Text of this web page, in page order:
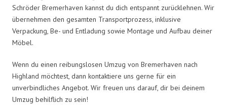
Schröder Bremerhaven kannst du dich entspannt zurücklehnen. Wir
übernehmen den gesamten Transportprozess, inklusive
Verpackung, Be- und Entladung sowie Montage und Aufbau deiner
Möbel.
Wenn du einen reibungslosen Umzug von Bremerhaven nach
Highland möchtest, dann kontaktiere uns gerne für ein
unverbindliches Angebot. Wir freuen uns darauf, dir bei deinem
Umzug behilflich zu sein!